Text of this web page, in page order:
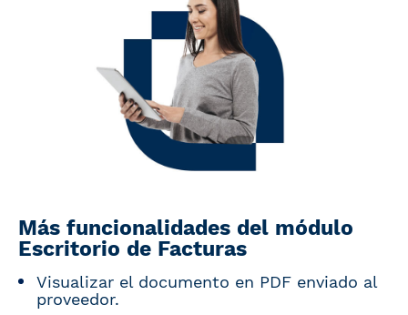
Más funcionalidades del módulo
Escritorio de Facturas
Visualizar el documento en PDF enviado al
proveedor.